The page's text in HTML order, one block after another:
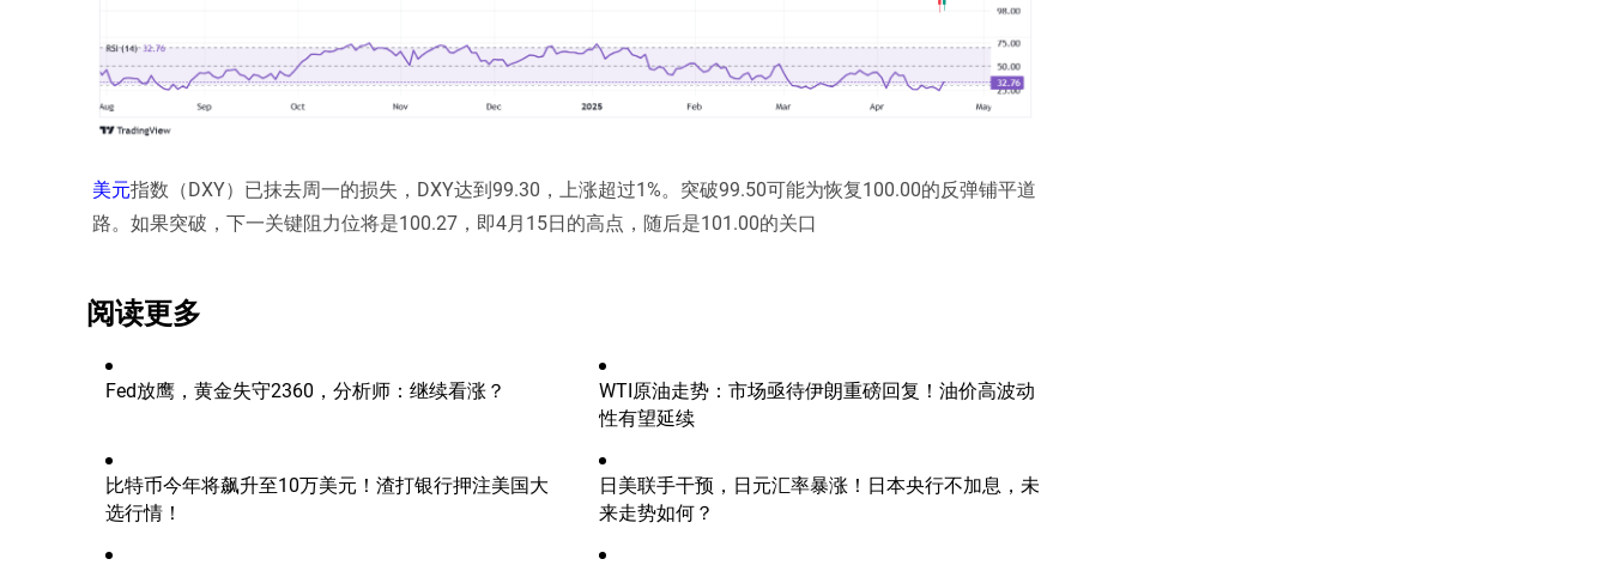
美元指数（DXY）已抹去周一的损失，DXY达到99.30，上涨超过1%。突破99.50可能为恢复100.00的反弹铺平道
路。如果突破，下一关键阻力位将是100.27，即4月15日的高点，随后是101.00的关口
阅读更多
Fed放鹰，黄金失守2360，分析师：继续看涨？
WTI原油走势：市场亟待伊朗重磅回复！油价高波动
性有望延续
比特币今年将飙升至10万美元！渣打银行押注美国大
选行情！
日美联手干预，日元汇率暴涨！日本央行不加息，未
来走势如何？